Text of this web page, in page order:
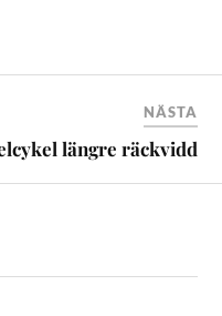
NÄSTA
längre räckvidd